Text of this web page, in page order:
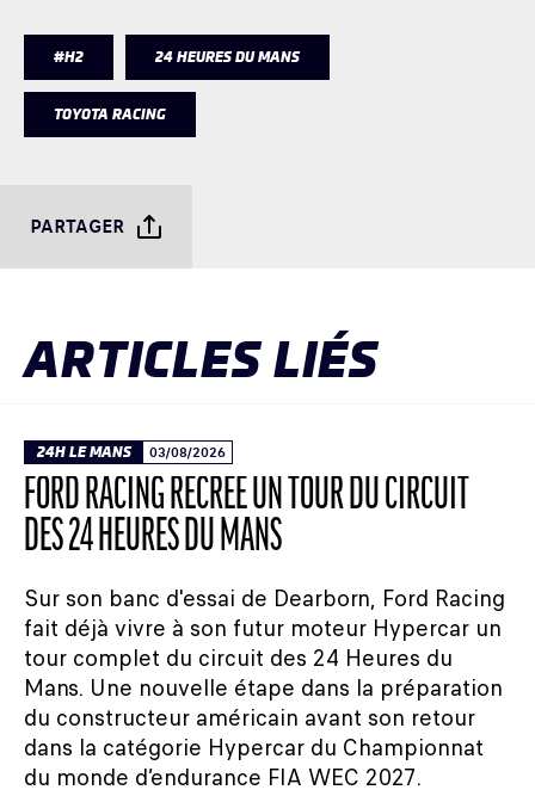
#H2 24 HEURES DU MANS
TOYOTA RACING
PARTAGER
ARTICLES LIÉS
24H LE MANS 03/08/2026
FORD RACING RECRÉE UN TOUR DU CIRCUIT
DES 24 HEURES DU MANS
Sur son banc d'essai de Dearborn, Ford Racing
fait déjà vivre à son futur moteur Hypercar un
tour complet du circuit des 24 Heures du
Mans. Une nouvelle étape dans la préparation
du constructeur américain avant son retour
dans la catégorie Hypercar du Championnat
du monde d’endurance FIA WEC 2027.